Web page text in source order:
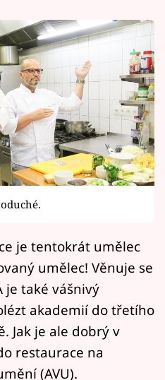
Vary
je tentokrát umělec
umělec! Věnuje se
je také vášnivý
akademií do třetího
Jak je ale dobrý v
restaurace na
(AVU).